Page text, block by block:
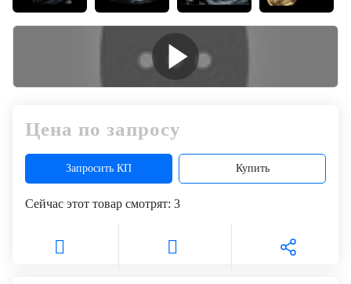
Цена по запросу
Запросить КП Купить
Сейчас этот товар смотрят: 3